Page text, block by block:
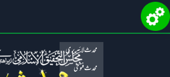
محدث لائبریری
محدث فتویٰ